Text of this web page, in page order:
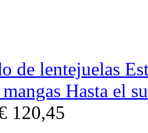
de lentejuelas
Hasta el
120,45